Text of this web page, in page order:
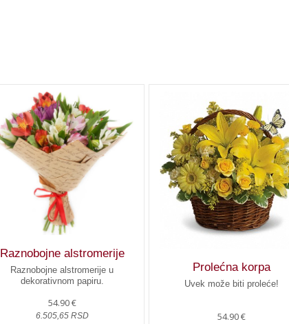
Raznobojne alstromerije
Raznobojne alstromerije u
dekorativnom papiru.
54.90 €
6.505,65 RSD
Prolećna korpa
Uvek može biti proleće!
54.90 €